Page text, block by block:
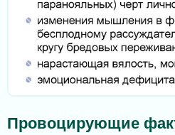
Провоцирующие